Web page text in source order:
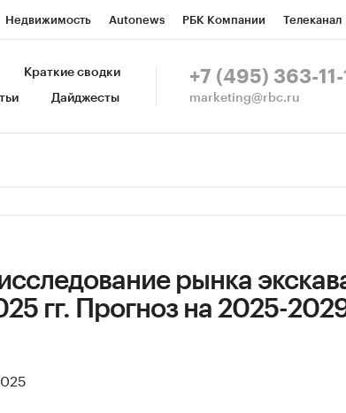
Недвижимость Autonews РБК Компании Телеканал
СПб Конференции СПб Спецпроекты
Краткие сводки
Дайджесты
+7 (495) 363-11-
marketing@rbc.ru
рынка
гг. Прогноз на 2025-2029